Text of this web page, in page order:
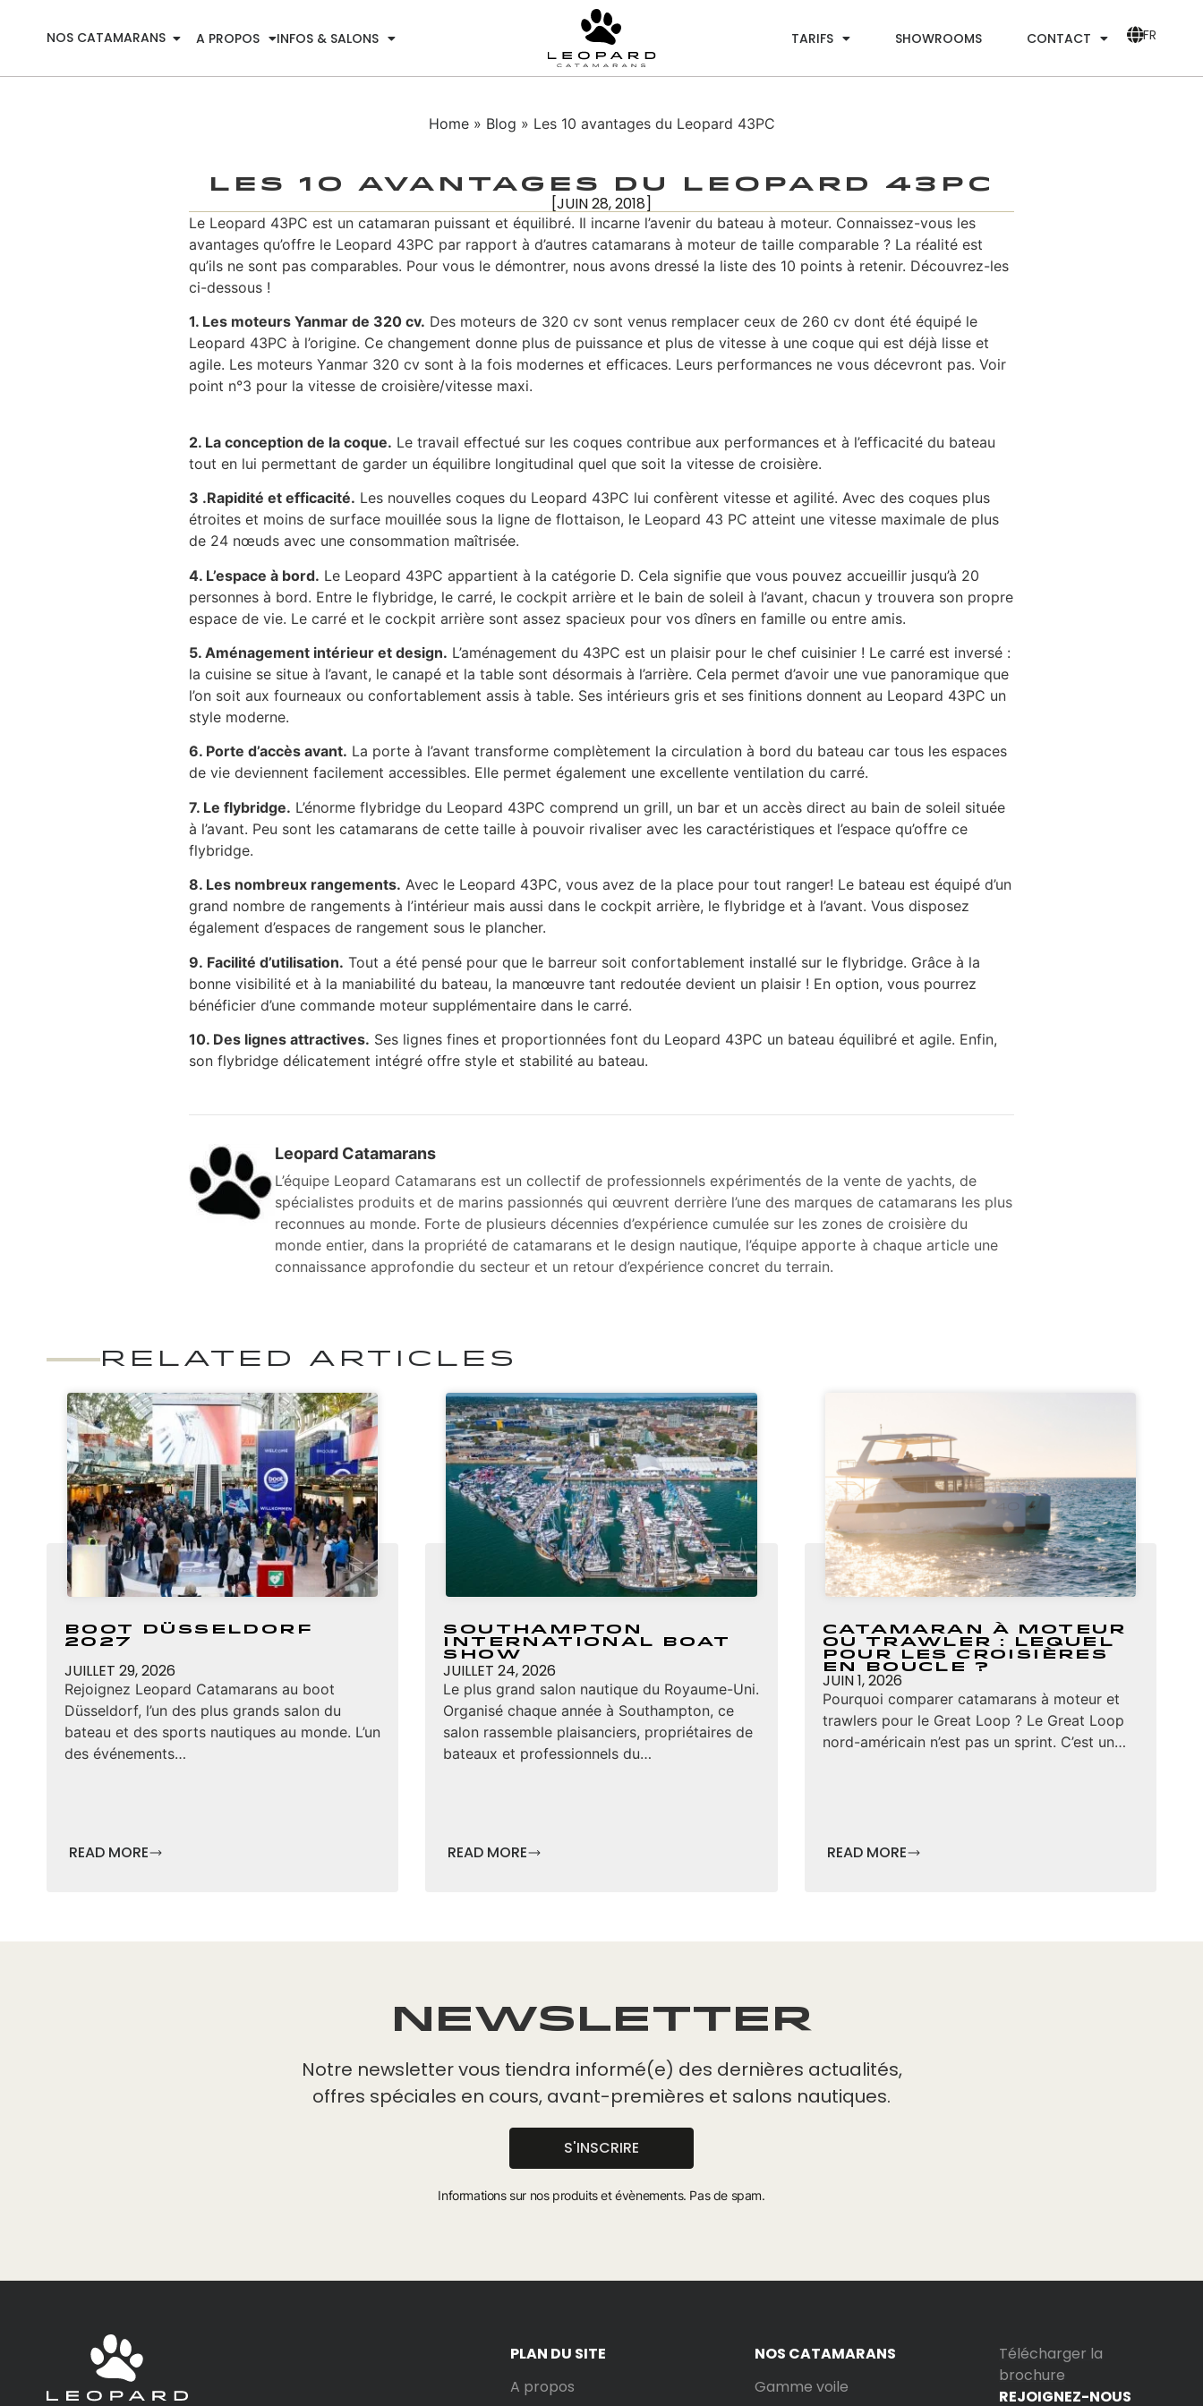
NOS CATAMARANS A PROPOS INFOS & SALONS TARIFS SHOWROOMS CONTACT FR
Home» Blog » Les 10 avantages du Leopard 43PC
Les 10 avantages du Leopard 43PC
[JUIN 28, 2018]
Le Leopard 43PC est un catamaran puissant et équilibré. Il incarne l’avenir du bateau à moteur. Connaissez-vous les
avantages qu’offre le Leopard 43PC par rapport à d’autres catamarans à moteur de taille comparable ? La réalité est
qu’ils ne sont pas comparables. Pour vous le démontrer, nous avons dressé la liste des 10 points à retenir. Découvrez-les
ci-dessous !
1. Les moteurs Yanmar de 320 cv. Des moteurs de 320 cv sont venus remplacer ceux de 260 cv dont été équipé le
Leopard 43PC à l’origine. Ce changement donne plus de puissance et plus de vitesse à une coque qui est déjà lisse et
agile. Les moteurs Yanmar 320 cv sont à la fois modernes et efficaces. Leurs performances ne vous décevront pas. Voir
point n°3 pour la vitesse de croisière/vitesse maxi.
2. La conception de la coque. Le travail effectué sur les coques contribue aux performances et à l’efficacité du bateau
tout en lui permettant de garder un équilibre longitudinal quel que soit la vitesse de croisière.
3 .Rapidité et efficacité. Les nouvelles coques du Leopard 43PC lui confèrent vitesse et agilité. Avec des coques plus
étroites et moins de surface mouillée sous la ligne de flottaison, le Leopard 43 PC atteint une vitesse maximale de plus
de 24 nœuds avec une consommation maîtrisée.
4. L’espace à bord. Le Leopard 43PC appartient à la catégorie D. Cela signifie que vous pouvez accueillir jusqu’à 20
personnes à bord. Entre le flybridge, le carré, le cockpit arrière et le bain de soleil à l’avant, chacun y trouvera son propre
espace de vie. Le carré et le cockpit arrière sont assez spacieux pour vos dîners en famille ou entre amis.
5. Aménagement intérieur et design. L’aménagement du 43PC est un plaisir pour le chef cuisinier ! Le carré est inversé :
la cuisine se situe à l’avant, le canapé et la table sont désormais à l’arrière. Cela permet d’avoir une vue panoramique que
l’on soit aux fourneaux ou confortablement assis à table. Ses intérieurs gris et ses finitions donnent au Leopard 43PC un
style moderne.
6. Porte d’accès avant. La porte à l’avant transforme complètement la circulation à bord du bateau car tous les espaces
de vie deviennent facilement accessibles. Elle permet également une excellente ventilation du carré.
7. Le flybridge. L’énorme flybridge du Leopard 43PC comprend un grill, un bar et un accès direct au bain de soleil située
à l’avant. Peu sont les catamarans de cette taille à pouvoir rivaliser avec les caractéristiques et l’espace qu’offre ce
flybridge.
8. Les nombreux rangements. Avec le Leopard 43PC, vous avez de la place pour tout ranger! Le bateau est équipé d’un
grand nombre de rangements à l’intérieur mais aussi dans le cockpit arrière, le flybridge et à l’avant. Vous disposez
également d’espaces de rangement sous le plancher.
9. Facilité d’utilisation. Tout a été pensé pour que le barreur soit confortablement installé sur le flybridge. Grâce à la
bonne visibilité et à la maniabilité du bateau, la manœuvre tant redoutée devient un plaisir ! En option, vous pourrez
bénéficier d’une commande moteur supplémentaire dans le carré.
10. Des lignes attractives. Ses lignes fines et proportionnées font du Leopard 43PC un bateau équilibré et agile. Enfin,
son flybridge délicatement intégré offre style et stabilité au bateau.
Leopard Catamarans
L’équipe Leopard Catamarans est un collectif de professionnels expérimentés de la vente de yachts, de
spécialistes produits et de marins passionnés qui œuvrent derrière l’une des marques de catamarans les plus
reconnues au monde. Forte de plusieurs décennies d’expérience cumulée sur les zones de croisière du
monde entier, dans la propriété de catamarans et le design nautique, l’équipe apporte à chaque article une
connaissance approfondie du secteur et un retour d’expérience concret du terrain.
RELATED ARTICLES
Boot Düsseldorf
2027
JUILLET 29, 2026
Rejoignez Leopard Catamarans au boot
Düsseldorf, l’un des plus grands salon du
bateau et des sports nautiques au monde. L’un
des événements…
READ MORE
Southampton
International Boat
Show
JUILLET 24, 2026
Le plus grand salon nautique du Royaume-Uni.
Organisé chaque année à Southampton, ce
salon rassemble plaisanciers, propriétaires de
bateaux et professionnels du…
READ MORE
Catamaran à moteur
ou trawler : lequel
pour les croisières
en boucle ?
JUIN 1, 2026
Pourquoi comparer catamarans à moteur et
trawlers pour le Great Loop ? Le Great Loop
nord-américain n’est pas un sprint. C’est un…
READ MORE
NEWSLETTER
Notre newsletter vous tiendra informé(e) des dernières actualités,
offres spéciales en cours, avant-premières et salons nautiques.
S'INSCRIRE
Informations sur nos produits et évènements. Pas de spam.
PLAN DU SITE
A propos
NOS CATAMARANS
Gamme voile
Télécharger la
brochure
REJOIGNEZ-NOUS